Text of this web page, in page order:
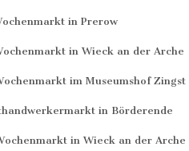
in Prerow
in Wieck an der Arche
im Museumshof Zingst
in Börderende
in Wieck an der Arche